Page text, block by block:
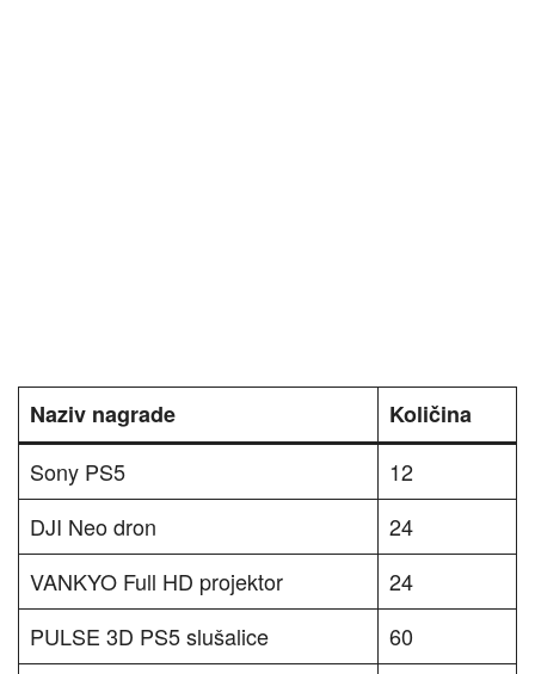
Naziv nagrade
Količina
Sony PS5
12
DJI Neo dron
24
VANKYO Full HD projektor
24
PULSE 3D PS5 slušalice
60